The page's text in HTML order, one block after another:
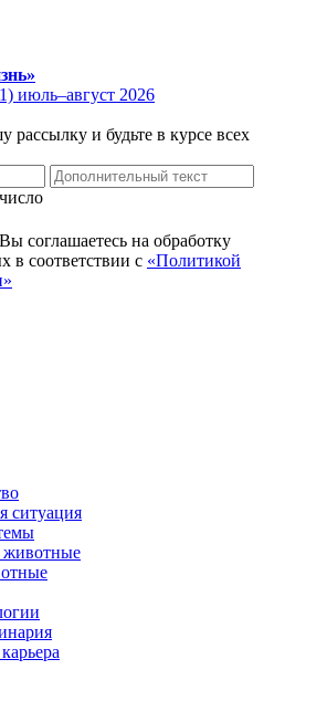
июль–август 2026
и будьте в курсе всех
соглашаетесь на обработку
в соответствии с «Политикой
ситуация